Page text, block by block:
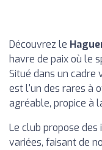
Découvrez le
havre de paix où le
Situé dans un cadre
est l'un des rares à
agréable, propice à
Le club propose
variées, faisant de